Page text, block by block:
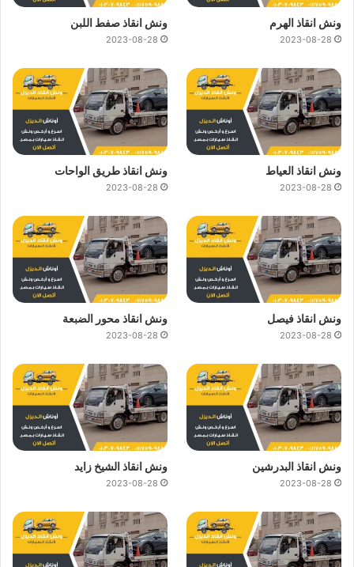
ونش انقاذ الهرم
2023-08-28
ونش انقاذ صفط اللبن
2023-08-28
ونش انقاذ العياط
2023-08-28
ونش انقاذ طريق الواحات
2023-08-28
ونش انقاذ فيصل
2023-08-28
ونش انقاذ محور الضبعة
2023-08-28
ونش انقاذ البدرشين
2023-08-28
ونش انقاذ الشيخ زايد
2023-08-28